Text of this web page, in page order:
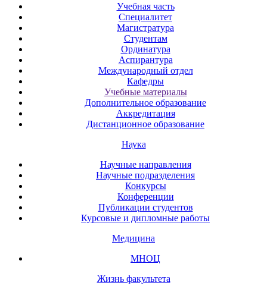
Учебная часть
Специалитет
Магистратура
Студентам
Ординатура
Аспирантура
Международный отдел
Кафедры
Учебные материалы
Дополнительное образование
Аккредитация
Дистанционное образование
Наука
Научные направления
Научные подразделения
Конкурсы
Конференции
Публикации студентов
Курсовые и дипломные работы
Медицина
МНОЦ
Жизнь факультета